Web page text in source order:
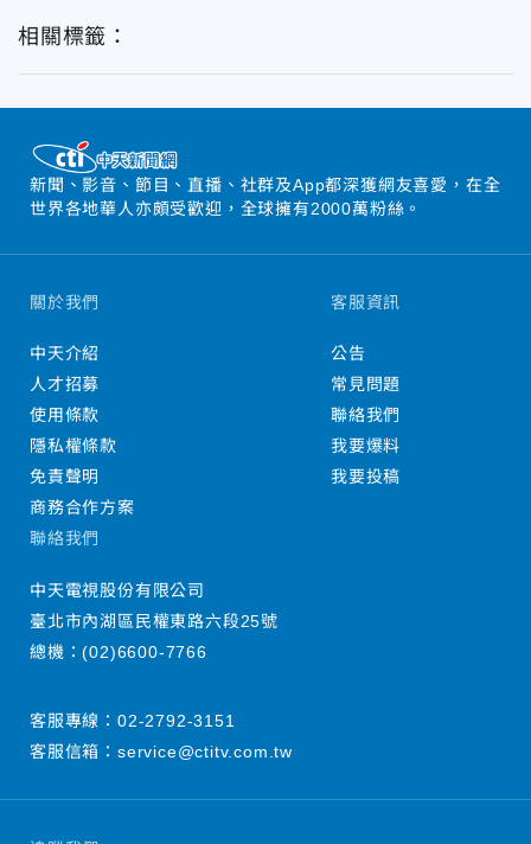
相關標籤：
新聞、影音、節目、直播、社群及App都深獲網友喜愛，在全
世界各地華人亦頗受歡迎，全球擁有2000萬粉絲。
關於我們
中天介紹
人才招募
使用條款
隱私權條款
免責聲明
商務合作方案
客服資訊
公告
常見問題
聯絡我們
我要爆料
我要投稿
聯絡我們
中天電視股份有限公司
臺北市內湖區民權東路六段25號
總機：(02)6600-7766
客服專線： 02-2792-3151
客服信箱： service@ctitv.com.tw